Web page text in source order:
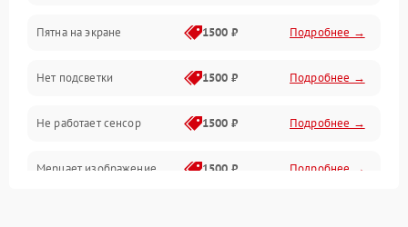
Проблемы с питанием, зарядкой и аккумулятором
Проблемы с работой системы, корпусом и другие
Пятна на экране 1500 ₽ Подробнее →
Нет подсветки 1500 ₽ Подробнее →
Не работает сенсор 1500 ₽ Подробнее →
Мерцает изображение 1500 ₽ Подробнее →